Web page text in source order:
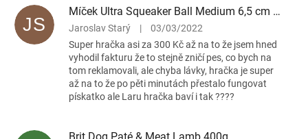
JS
Míček Ultra Squeaker Ball Medium 6,5 cm – pískací
Jaroslav Starý |
03/03/2022
Super hračka asi za 300 Kč až na to že jsem hned
vyhodil fakturu že to stejně zničí pes, co bych na
tom reklamovali, ale chyba lávky, hračka je super
až na to že po pěti minutách přestalo fungovat
pískatko ale Laru hračka baví i tak ????
Brit Dog Paté & Meat Lamb 400g